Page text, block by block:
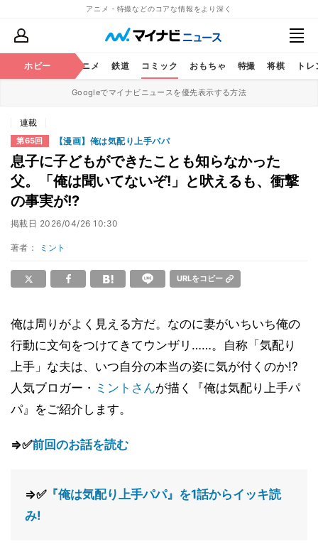
アニメ・特撮などのコアな情報をより深く
ホビー アニメ 鉄道 コミック おもちゃ 特撮 将棋 ト
Googleでマイナビニュースを優先表示する方法
連載
第65回 【漫画】俺は気配り上手パパ
息子に子どもができたことも知らなかった
父。「俺は聞いてないぞ!」と吠えるも、衝撃
の事実が!?
掲載日 2026/04/26 10:30
著者： ミント
URLをコピー
俺は周りがよく見える方だ。なのに妻がいちいち俺の
行動に文句をつけてきてウンザリ……。自称「気配り
上手」な夫は、いつ自分の本当の姿に気が付くのか!?
人気ブロガー・ ミントさんが描く『俺は気配り上手パ
パ』をご紹介します。
⇒✅前回のお話を読む
⇒✅『俺は気配り上手パパ』を1話からイッキ読
み!